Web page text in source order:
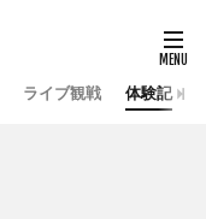
ライブ観戦 体験記